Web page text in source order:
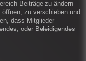
Beiträge zu ändern
zu verschieben und
dass Mitglieder
oder Beleidigendes